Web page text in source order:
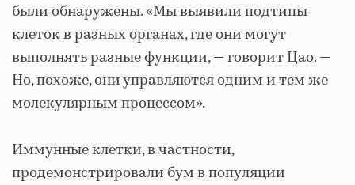
были обнаружены. «Мы выявили подтипы
клеток в разных органах, где они могут
выполнять разные функции, — говорит Цао. —
Но, похоже, они управляются одним и тем же
молекулярным процессом».
Иммунные клетки, в частности,
продемонстрировали бум в популяции